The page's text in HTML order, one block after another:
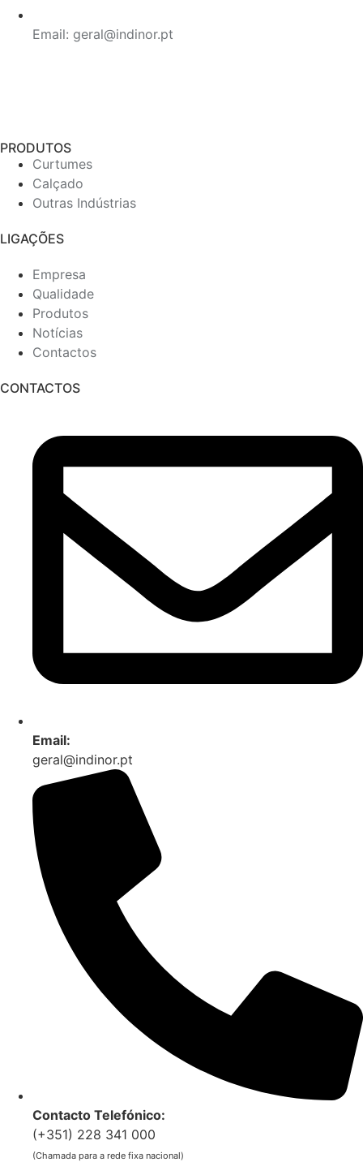
Email: geral@indinor.pt
PRODUTOS
Curtumes
Calçado
Outras Indústrias
LIGAÇÕES
Empresa
Qualidade
Produtos
Notícias
Contactos
CONTACTOS
Email:
geral@indinor.pt
Contacto Telefónico:
(+351) 228 341 000
(Chamada para a rede fixa nacional)